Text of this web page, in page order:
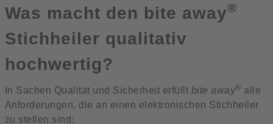
Was macht den bite away®
Stichheiler qualitativ
hochwertig?
In Sachen Qualität und Sicherheit erfüllt bite away® alle
Anforderungen, die an einen elektronischen Stichheiler
zu stellen sind: